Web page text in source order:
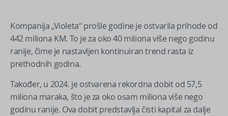
Kompanija „Violeta“ prošle godine je ostvarila prihode od
442 miliona KM. To je za oko 40 miliona više nego godinu
ranije, čime je nastavljen kontinuiran trend rasta iz
prethodnih godina.
Također, u 2024. je ostvarena rekordna dobit od 57,5
miliona maraka, što je za oko osam miliona više nego
godinu ranije. Ova dobit predstavlja čisti kapital za dalje